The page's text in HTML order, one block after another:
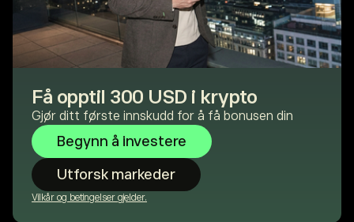
Få opptil 300 USD i krypto
Gjør ditt første innskudd for å få bonusen din
Begynn å investere
Utforsk markeder
Vilkår og betingelser gjelder.